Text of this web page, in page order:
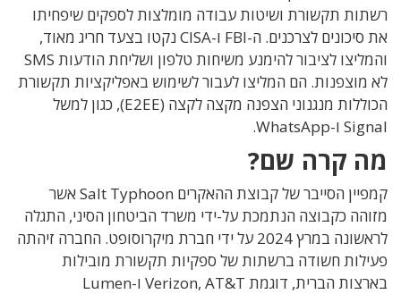
רשתות תקשורת ושיטות עבודה מומלצות לספקים שיפחיתו
את סיכונים לצרכנים.
ה-FBI ו-CISA נקטו בצעד חריג מאוד,
והמליצו לציבור להימנע משיחות טלפון ושליחת הודעות SMS
לא מוצפנות. הם המליצו לעבור לשימוש באפליקציות תקשורת
הכוללות מנגנוני הצפנה מקצה לקצה (E2EE), כגון למשל
Signal ו-WhatsApp.
מה קרה שם?
קמפיין הסייבר של קבוצת ההאקרים Salt Typhoon אשר
מזוהה כקבוצה הנתמכת על-ידי משרד הביטחון הסיני, התגלה
לראשונה במרץ 2024 על ידי חברת מיקרוסופט. החברה זיהתה
פעילות חשודה ברשתות של ספקיות תקשורת מובילות
בארצות הברית, דוגמת Verizon, AT&T ו-Lumen